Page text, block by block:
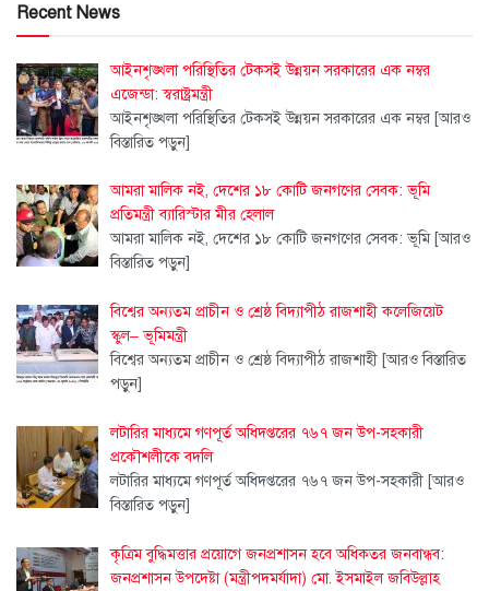
Recent News
আইনশৃঙ্খলা পরিস্থিতির টেকসই উন্নয়ন সরকারের এক নম্বর
এজেন্ডা: স্বরাষ্ট্রমন্ত্রী
আইনশৃঙ্খলা পরিস্থিতির টেকসই উন্নয়ন সরকারের এক নম্বর [আরও
বিস্তারিত পড়ুন]
আমরা মালিক নই, দেশের ১৮ কোটি জনগণের সেবক: ভূমি
প্রতিমন্ত্রী ব্যারিস্টার মীর হেলাল
আমরা মালিক নই, দেশের ১৮ কোটি জনগণের সেবক: ভূমি [আরও
বিস্তারিত পড়ুন]
বিশ্বের অন্যতম প্রাচীন ও শ্রেষ্ঠ বিদ্যাপীঠ রাজশাহী কলেজিয়েট
স্কুল– ভূমিমন্ত্রী
বিশ্বের অন্যতম প্রাচীন ও শ্রেষ্ঠ বিদ্যাপীঠ রাজশাহী [আরও বিস্তারিত
পড়ুন]
লটারির মাধ্যমে গণপূর্ত অধিদপ্তরের ৭৬৭ জন উপ-সহকারী
প্রকৌশলীকে বদলি
লটারির মাধ্যমে গণপূর্ত অধিদপ্তরের ৭৬৭ জন উপ-সহকারী [আরও
বিস্তারিত পড়ুন]
কৃত্রিম বুদ্ধিমত্তার প্রয়োগে জনপ্রশাসন হবে অধিকতর জনবান্ধব:
জনপ্রশাসন উপদেষ্টা (মন্ত্রীপদমর্যাদা) মো. ইসমাইল জবিউল্লাহ